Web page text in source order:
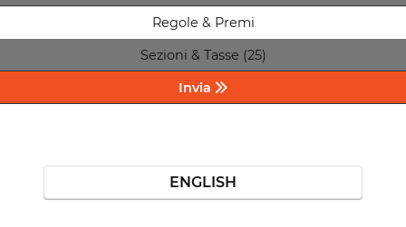
Regole & Premi
Sezioni & Tasse (25)
Invia
ENGLISH